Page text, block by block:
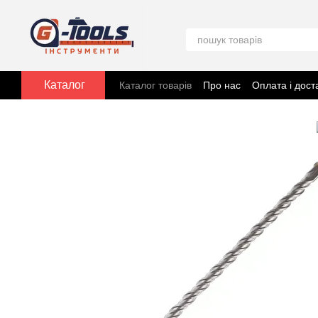
Каталог Каталог товарів Про нас Оплата і